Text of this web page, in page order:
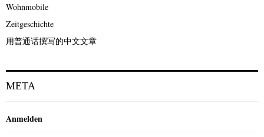
Wohnmobile
Zeitgeschichte
用普通话撰写的中文文章
META
Anmelden